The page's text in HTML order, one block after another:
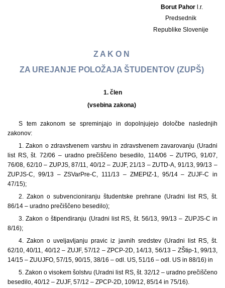
Borut Pahorl.r.
Predsednik
Republike Slovenije
Z A K O N
ZA UREJANJE POLOŽAJA ŠTUDENTOV (ZUPŠ)
1. člen
(vsebina zakona)
S tem zakonom se spreminjajo in dopolnjujejo določbe naslednjih
zakonov:
1. Zakon o zdravstvenem varstvu in zdravstvenem zavarovanju (Uradni
list RS, št. 72/06 – uradno prečiščeno besedilo, 114/06 – ZUTPG, 91/07,
76/08, 62/10 – ZUPJS, 87/11, 40/12 – ZUJF, 21/13 – ZUTD-A, 91/13, 99/13 –
ZUPJS-C, 99/13 – ZSVarPre-C, 111/13 – ZMEPIZ-1, 95/14 – ZUJF-C in
47/15);
2. Zakon o subvencioniranju študentske prehrane (Uradni list RS, št.
86/14 – uradno prečiščeno besedilo);
3. Zakon o štipendiranju (Uradni list RS, št. 56/13, 99/13 – ZUPJS-C in
8/16);
4. Zakon o uveljavljanju pravic iz javnih sredstev (Uradni list RS, št.
62/10, 40/11, 40/12 – ZUJF, 57/12 – ZPCP-2D, 14/13, 56/13 – ZŠtip-1, 99/13,
14/15 – ZUUJFO, 57/15, 90/15, 38/16 – odl. US, 51/16 – odl. US in 88/16) in
5. Zakon o visokem šolstvu (Uradni list RS, št. 32/12 – uradno prečiščeno
besedilo, 40/12 – ZUJF, 57/12 – ZPCP-2D, 109/12, 85/14 in 75/16).